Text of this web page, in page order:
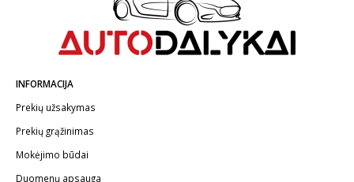
INFORMACIJA
Prekių užsakymas
Prekių grąžinimas
Mokėjimo būdai
Duomenų apsauga